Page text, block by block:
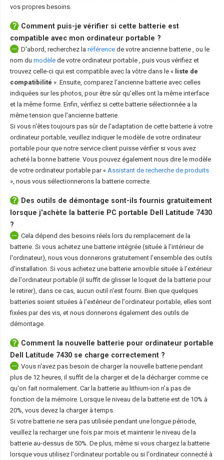
vos propres besoins.
Comment puis-je vérifier si cette batterie est
compatible avec mon ordinateur portable ?
D'abord, recherchez la référence de votre ancienne batterie , ou le
nom du modèle de votre ordinateur portable , puis vous vérifiez et
trouvez celle-ci qui est compatible avec la vôtre dans le « liste de
compatibilité ». Ensuite, comparez l'ancienne batterie avec celles
indiquées sur les photos, pour être sûr qu'elles ont la même interface
et la même forme. Enfin, vérifiez si cette batterie sélectionnée a la
même tension que l'ancienne batterie.
Si vous n'êtes toujours pas sûr de l'adaptation de cette batterie à votre
ordinateur portable, veuillez indiquer le modèle de votre ordinateur
portable pour que notre service client puisse vérifier si vous avez
acheté la bonne batterie. Vous pouvez également nous dire le modèle
de votre ordinateur portable par « Assistant de recherche de produits
», nous vous sélectionnerons la batterie correcte.
Des outils de démontage sont-ils fournis gratuitement
lorsque j'achète la batterie PC portable Dell Latitude 7430
?
Cela dépend des besoins réels lors du remplacement de la
batterie. Si vous achetez une batterie intégrée (située à l'intérieur de
l'ordinateur), nous vous donnerons gratuitement l'ensemble des outils
d'installation. Si vous achetez une batterie amovible située à l'extérieur
de l'ordinateur portable (il suffit de glisser le loquet de la batterie pour
le retirer), dans ce cas, aucun outil n'est fourni. Bien que quelques
batteries soient situées à l'extérieur de l'ordinateur portable, elles sont
fixées par des vis, et nous donnerons également des outils de
démontage.
Comment la nouvelle batterie pour ordinateur portable
Dell Latitude 7430 se charge correctement ?
Vous n'avez pas besoin de charger la nouvelle batterie pendant
plus de 12 heures, il suffit de la charger et de la décharger comme ce
qu'on fait normalement. Car la batterie au lithium-ion n'a pas de
fonction de la mémoire. Lorsque le niveau de la batterie est de 10% à
20%, vous devez la charger à temps.
Si votre batterie ne sera pas utilisée pendant une longue période,
veuillez la recharger une fois par mois et maintenir le niveau de la
batterie au-dessus de 50%. De plus, même si vous chargez la batterie
lorsque vous utilisez l'ordinateur portable ou si l'ordinateur connecté à